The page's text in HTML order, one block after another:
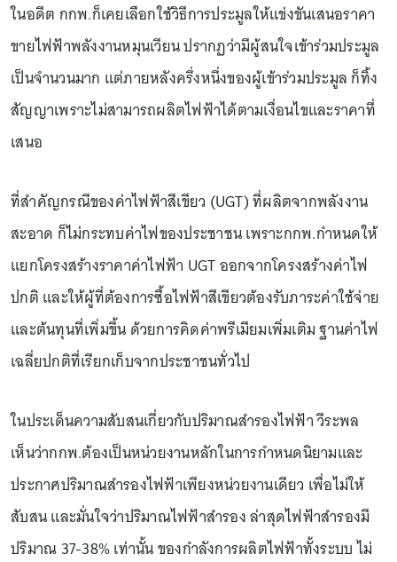
ในอดีต กกพ.ก็เคยเลือกใช้วิธีการประมูลให้แข่งขันเสนอราคา
ขายไฟฟ้าพลังงานหมุนเวียน ปรากฏว่ามีผู้สนใจเข้าร่วมประมูล
เป็นจำนวนมาก แต่ภายหลังครึ่งหนึ่งของผู้เข้าร่วมประมูล ก็ทิ้ง
สัญญาเพราะไม่สามารถผลิตไฟฟ้าได้ตามเงื่อนไขและราคาที่
เสนอ
ที่สำคัญกรณีของค่าไฟฟ้าสีเขียว (UGT) ที่ผลิตจากพลังงาน
สะอาด ก็ไม่กระทบค่าไฟของประชาชน เพราะกกพ.กำหนดให้
แยกโครงสร้างราคาค่าไฟฟ้า UGT ออกจากโครงสร้างค่าไฟ
ปกติ และให้ผู้ที่ต้องการซื้อไฟฟ้าสีเขียวต้องรับภาระค่าใช้จ่าย
และต้นทุนที่เพิ่มขึ้น ด้วยการคิดค่าพรีเมียมเพิ่มเติม ฐานค่าไฟ
เฉลี่ยปกติที่เรียกเก็บจากประชาชนทั่วไป
ในประเด็นความสับสนเกี่ยวกับปริมาณสำรองไฟฟ้า วีระพล
เห็นว่ากกพ.ต้องเป็นหน่วยงานหลักในการกำหนดนิยามและ
ประกาศปริมาณสำรองไฟฟ้าเพียงหน่วยงานเดียว เพื่อไม่ให้
สับสน และมั่นใจว่าปริมาณไฟฟ้าสำรอง ล่าสุดไฟฟ้าสำรองมี
ปริมาณ 37-38% เท่านั้น ของกำลังการผลิตไฟฟ้าทั้งระบบ ไม่